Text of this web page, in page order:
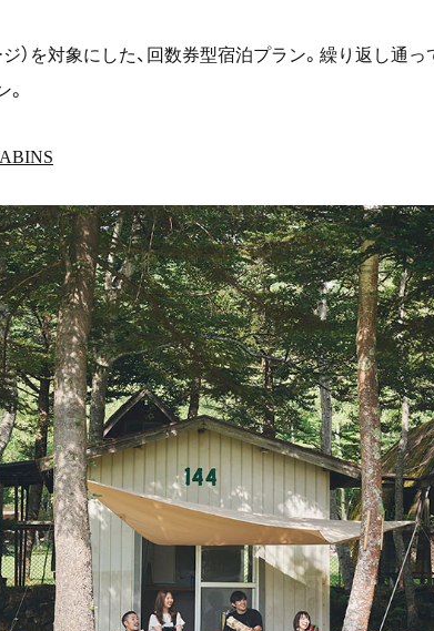
）を対象にした、回数券型宿泊プラン。繰り返し通
クトマネジメン